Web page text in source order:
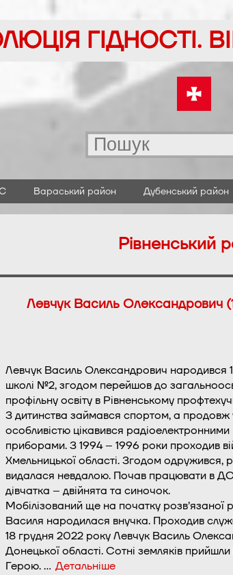
ГІДНОСТІ.
Вараський район Дубенський район
Рівненський
Левчук Василь Олександрович
Левчук Василь Олександрович народився
школі №2, згодом перейшов до
профільну освіту в Рівненському
З дитинства займався спортом, а
особливістю цікавився радіоелектронними
приборами. З 1994 – 1996 роки проходив
Хмельницької області. Згодом
видалася невдалою. Почав працювати в
дівчатка – двійнята та синочок.
Мобілізований ще на початку розв’язаної
Василя народилася внучка. Проходив
18 грудня 2022 року Левчук Василь
Донецької області. Сотні земляків
Герою. … Детальніше